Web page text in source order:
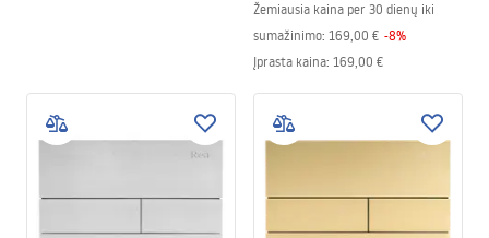
Žemiausia kaina per 30 dienų iki
sumažinimo: 169,00 € -8%
Įprasta kaina: 169,00 €